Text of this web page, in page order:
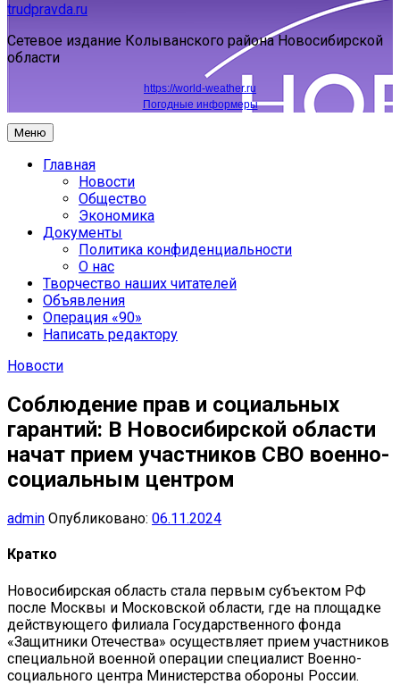
trudpravda.ru
Сетевое издание Колыванского района Новосибирской
области
https://world-weather.ru
Погодные информеры
Меню
Главная
Новости
Общество
Экономика
Документы
Политика конфиденциальности
О нас
Творчество наших читателей
Объявления
Операция «90»
Написать редактору
Новости
Соблюдение прав и социальных
гарантий: В Новосибирской области
начат прием участников СВО военно-
социальным центром
admin Опубликовано: 06.11.2024
Кратко
Новосибирская область стала первым субъектом РФ
после Москвы и Московской области, где на площадке
действующего филиала Государственного фонда
«Защитники Отечества» осуществляет прием участников
специальной военной операции специалист Военно-
социального центра Министерства обороны России.